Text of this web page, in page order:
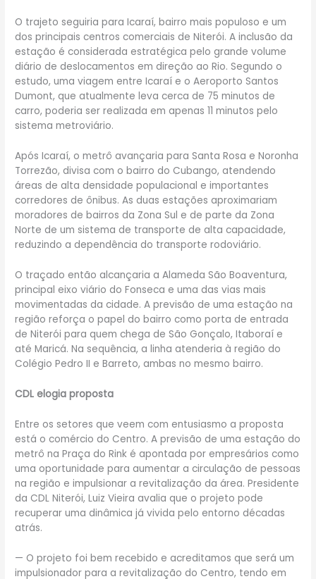
O trajeto seguiria para Icaraí, bairro mais populoso e um
dos principais centros comerciais de Niterói. A inclusão da
estação é considerada estratégica pelo grande volume
diário de deslocamentos em direção ao Rio. Segundo o
estudo, uma viagem entre Icaraí e o Aeroporto Santos
Dumont, que atualmente leva cerca de 75 minutos de
carro, poderia ser realizada em apenas 11 minutos pelo
sistema metroviário.
Após Icaraí, o metrô avançaria para Santa Rosa e Noronha
Torrezão, divisa com o bairro do Cubango, atendendo
áreas de alta densidade populacional e importantes
corredores de ônibus. As duas estações aproximariam
moradores de bairros da Zona Sul e de parte da Zona
Norte de um sistema de transporte de alta capacidade,
reduzindo a dependência do transporte rodoviário.
O traçado então alcançaria a Alameda São Boaventura,
principal eixo viário do Fonseca e uma das vias mais
movimentadas da cidade. A previsão de uma estação na
região reforça o papel do bairro como porta de entrada
de Niterói para quem chega de São Gonçalo, Itaboraí e
até Maricá. Na sequência, a linha atenderia à região do
Colégio Pedro II e Barreto, ambas no mesmo bairro.
CDL elogia proposta
Entre os setores que veem com entusiasmo a proposta
está o comércio do Centro. A previsão de uma estação do
metrô na Praça do Rink é apontada por empresários como
uma oportunidade para aumentar a circulação de pessoas
na região e impulsionar a revitalização da área. Presidente
da CDL Niterói, Luiz Vieira avalia que o projeto pode
recuperar uma dinâmica já vivida pelo entorno décadas
atrás.
— O projeto foi bem recebido e acreditamos que será um
impulsionador para a revitalização do Centro, tendo em